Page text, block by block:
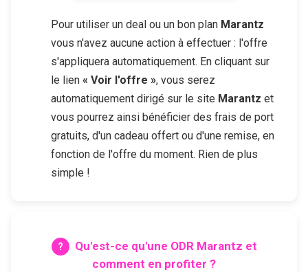
Pour utiliser un deal ou un bon plan Marantz
vous n'avez aucune action à effectuer : l'offre
s'appliquera automatiquement. En cliquant sur
le lien « Voir l'offre », vous serez
automatiquement dirigé sur le site Marantz et
vous pourrez ainsi bénéficier des frais de port
gratuits, d'un cadeau offert ou d'une remise, en
fonction de l'offre du moment. Rien de plus
simple !
Qu'est-ce qu'une ODR Marantz et
comment en profiter ?